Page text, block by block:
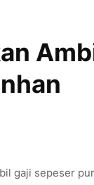
gaji sepeser